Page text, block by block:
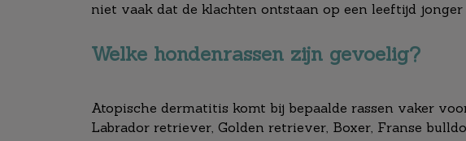
niet vaak dat de klachten ontstaan op een leeftijd jonger
Welke hondenrassen zijn gevoelig?
Atopische dermatitis komt bij bepaalde rassen vaker
Labrador retriever, Golden retriever, Boxer, Franse